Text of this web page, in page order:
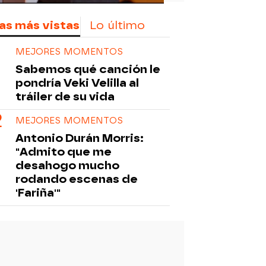
más vistas Lo último
MEJORES MOMENTOS
Sabemos qué canción le
pondría Veki Velilla al
tráiler de su vida
MEJORES MOMENTOS
Antonio Durán Morris:
"Admito que me
desahogo mucho
rodando escenas de
'Fariña'"